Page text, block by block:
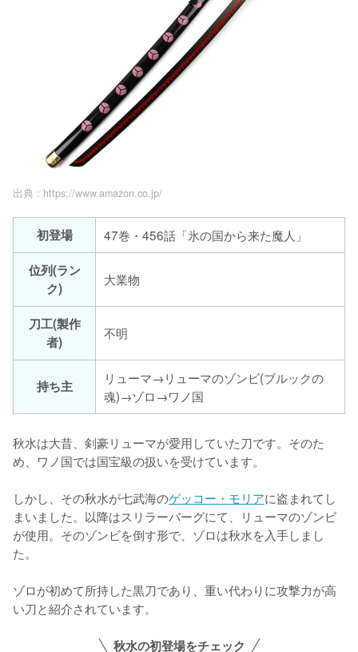
出典 : https://www.amazon.co.jp/
初登場
47巻・456話「氷の国から来た魔人」
位列(ラン
ク)
大業物
刀工(製作
者)
不明
持ち主
リューマ→リューマのゾンビ(ブルックの
魂)→ゾロ→ワノ国
秋水は大昔、剣豪リューマが愛用していた刀です。そのた
め、ワノ国では国宝級の扱いを受けています。
しかし、その秋水が七武海のゲッコー・モリアに盗まれてし
まいました。以降はスリラーバーグにて、リューマのゾンビ
が使用。そのゾンビを倒す形で、ゾロは秋水を入手しまし
た。
ゾロが初めて所持した黒刀であり、重い代わりに攻撃力が高
い刀と紹介されています。
秋水の初登場をチェック